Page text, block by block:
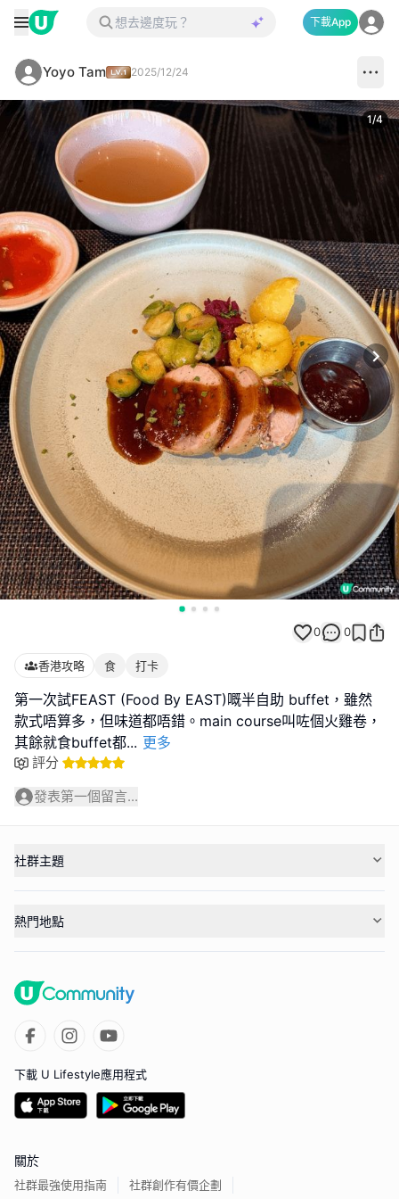
下載App
Yoyo Tam 2025/12/24
1/4
0 0
香港攻略 食 打卡
第一次試FEAST (Food By EAST)嘅半自助 buffet，雖然
款式唔算多，但味道都唔錯。main course叫咗個火雞卷，
其餘就食buffet都... 更多
評分
發表第一個留言...
社群主題
熱門地點
下載 U Lifestyle應用程式
關於
社群最強使用指南 社群創作有價企劃